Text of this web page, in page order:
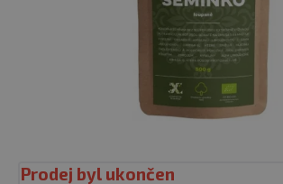
Prodej byl ukončen